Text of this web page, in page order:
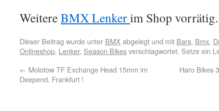
WeitereBMX Lenkerim Shop vorrätig.
Dieser Beitrag wurde unter BMX abgelegt und mit Bars, Bmx,
Onlineshop, Lenker, Season Bikesverschlagwortet. Setze ein
← Molotow TF Exchange Head 15mm im
Deepend. Frankfurt !
Haro Bikes